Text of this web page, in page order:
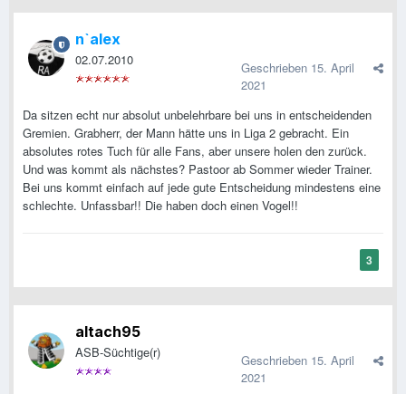
n`alex
02.07.2010 Geschrieben 15. April
2021
Da sitzen echt nur absolut unbelehrbare bei uns in entscheidenden
Gremien. Grabherr, der Mann hätte uns in Liga 2 gebracht. Ein
absolutes rotes Tuch für alle Fans, aber unsere holen den zurück.
Und was kommt als nächstes? Pastoor ab Sommer wieder Trainer.
Bei uns kommt einfach auf jede gute Entscheidung mindestens eine
schlechte. Unfassbar!! Die haben doch einen Vogel!!
3
altach95
ASB-Süchtige(r) Geschrieben 15. April
2021